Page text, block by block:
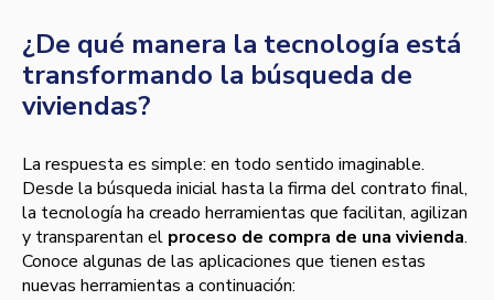
¿De qué manera la tecnología está
transformando la búsqueda de
viviendas?
La respuesta es simple: en todo sentido imaginable.
Desde la búsqueda inicial hasta la firma del contrato final,
la tecnología ha creado herramientas que facilitan, agilizan
y transparentan el proceso de compra de una vivienda.
Conoce algunas de las aplicaciones que tienen estas
nuevas herramientas a continuación: